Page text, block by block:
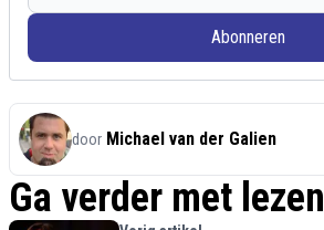
Abonneren
door Michael van der Galien
Ga verder met lezen